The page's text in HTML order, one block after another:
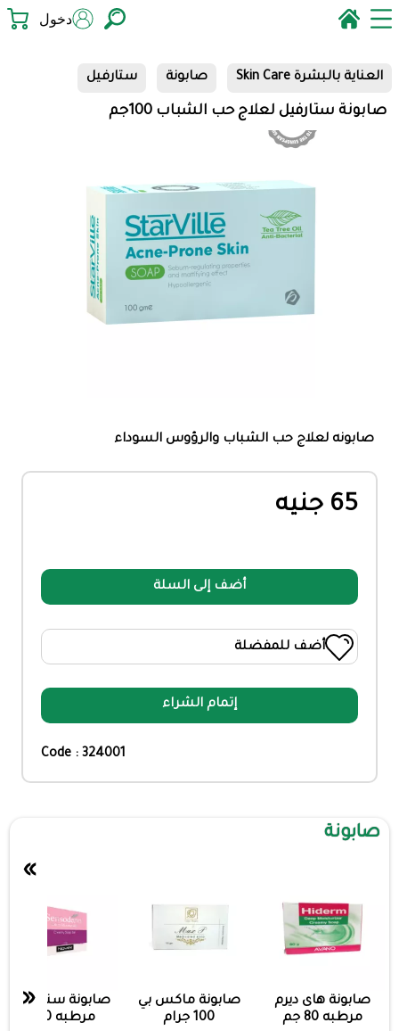
دخول
العناية بالبشرة Skin Care صابونة ستارفيل
صابونة ستارفيل لعلاج حب الشباب 100جم
صابونه لعلاج حب الشباب والرؤوس السوداء
65 جنيه
أضف إلى السلة
أضف للمفضلة
إتمام الشراء
Code : 324001
صابونة
صابونة هاى ديرم
مرطبه 80 جم
صابونة ماكس بي
100 جرام
صابونة سنسوديرم
مرطبه 80 جم
»
«